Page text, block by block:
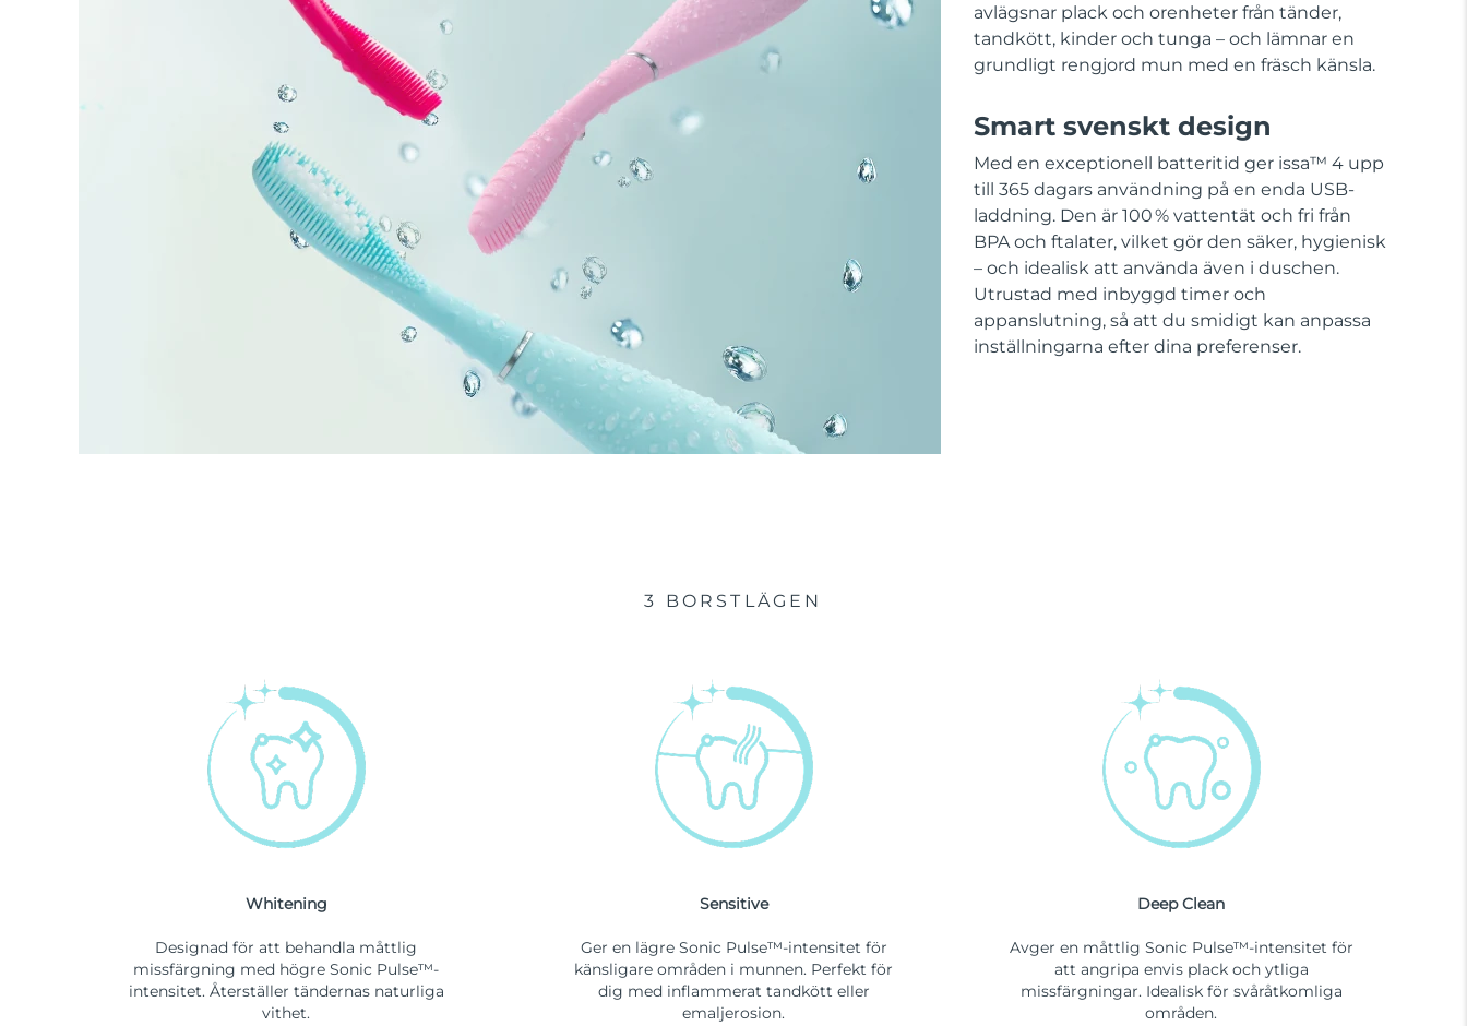
avlägsnar plack och orenheter från tänder,
tandkött, kinder och tunga – och lämnar en
grundligt rengjord mun med en fräsch känsla.
Smart svenskt design
Med en exceptionell batteritid ger issa™ 4 upp
till 365 dagars användning på en enda USB-
laddning. Den är 100 % vattentät och fri från
BPA och ftalater, vilket gör den säker, hygienisk
– och idealisk att använda även i duschen.
Utrustad med inbyggd timer och
appanslutning, så att du smidigt kan anpassa
inställningarna efter dina preferenser.
3 BORSTLÄGEN
Whitening
Designad för att behandla måttlig
missfärgning med högre Sonic Pulse™-
intensitet. Återställer tändernas naturliga
vithet.
Sensitive
Ger en lägre Sonic Pulse™-intensitet för
känsligare områden i munnen. Perfekt för
dig med inflammerat tandkött eller
emaljerosion.
Deep Clean
Avger en måttlig Sonic Pulse™-intensitet för
att angripa envis plack och ytliga
missfärgningar. Idealisk för svåråtkomliga
områden.